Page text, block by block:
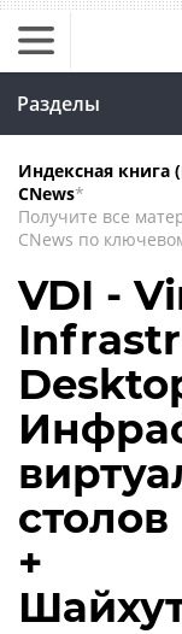
Разделы
Индексная книга
CNews*
Получите все
CNews по
VDI -
столов
+